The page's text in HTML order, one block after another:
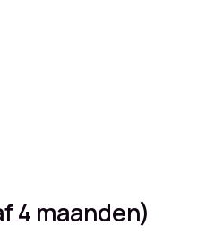
4 maanden)